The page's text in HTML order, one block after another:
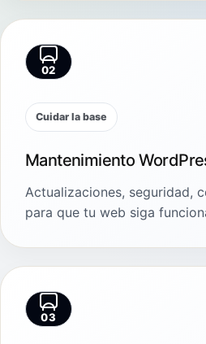
02
Cuidar la base
Mantenimiento
Actualizaciones, seguridad,
para que tu web siga
03